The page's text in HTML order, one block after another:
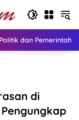
Politik dan
di